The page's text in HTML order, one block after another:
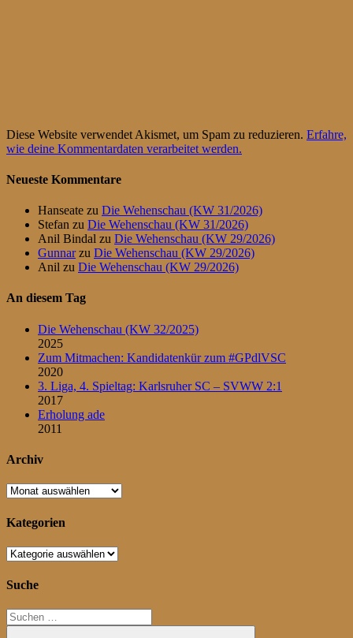
Diese Website verwendet Akismet, um Spam zu reduzieren. Erfahre,
wie deine Kommentardaten verarbeitet werden.
Neueste Kommentare
Hanseate zu Die Wehenschau (KW 31/2026)
Stefan zu Die Wehenschau (KW 31/2026)
Anil Bindal zu Die Wehenschau (KW 29/2026)
Gunnarzu Die Wehenschau (KW 29/2026)
Anil zu Die Wehenschau (KW 29/2026)
An diesem Tag
Die Wehenschau (KW 32/2025)
2025
Zum Mitmachen: Kandidatenkür zum #GPdlVSC
2020
3. Liga, 4. Spieltag: Karlsruher SC – SVWW 2:1
2017
Erholung ade
2011
Archiv
Archiv
Kategorien
Kategorien
Suche
Suchen
nach: